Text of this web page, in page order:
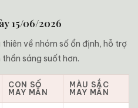
15/06/2026
về nhóm số ổn định, hỗ trợ
sáng suốt hơn.
CON SỐ
MAY MẮN
MÀU SẮC
MAY MẮN